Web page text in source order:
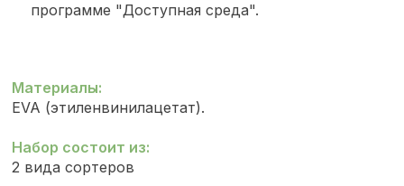
программе "Доступная среда".
Материалы:
EVA (этиленвинилацетат).
Набор состоит из:
2 вида сортеров